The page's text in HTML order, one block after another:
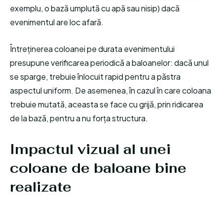
exemplu, o bază umplută cu apă sau nisip) dacă
evenimentul are loc afară.
Întreținerea coloanei pe durata evenimentului
presupune verificarea periodică a baloanelor: dacă unul
se sparge, trebuie înlocuit rapid pentru a păstra
aspectul uniform. De asemenea, în cazul în care coloana
trebuie mutată, aceasta se face cu grijă, prin ridicarea
de la bază, pentru a nu forța structura.
Impactul vizual al unei
coloane de baloane bine
realizate